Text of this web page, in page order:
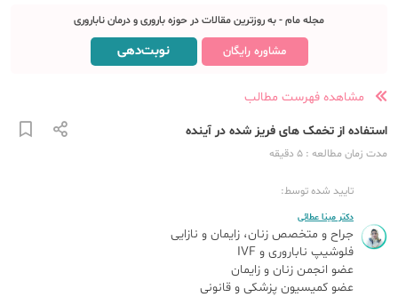
مجله مام - به روزترین مقالات در حوزه باروری و درمان ناباروری
مشاوره رایگان نوبت‌دهی
مشاهده فهرست مطالب
استفاده از تخمک های فریز شده در آینده
مدت زمان مطالعه : 5 دقیقه
تایید شده توسط:
دکتر مینا عطائی
جراح و متخصص زنان، زایمان و نازایی
فلوشیپ ناباروری و IVF
عضو انجمن زنان و زایمان
عضو کمیسیون پزشکی و قانونی